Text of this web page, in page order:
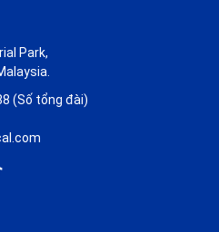
Park,
(Số tổng đài)